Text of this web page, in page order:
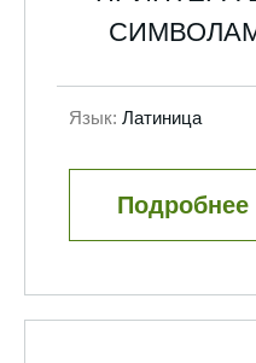
Язык: Латиница
Подробнее